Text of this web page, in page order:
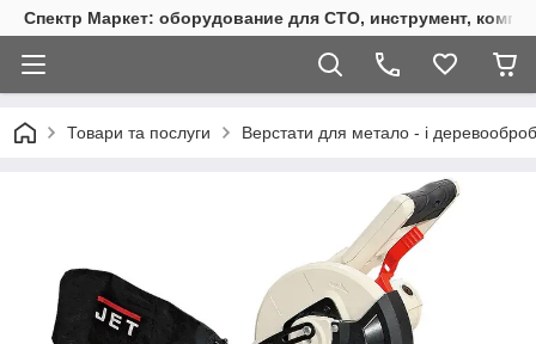
Спектр Маркет: оборудование для СТО, инструмент,
Товари та послуги Верстати для метало - і